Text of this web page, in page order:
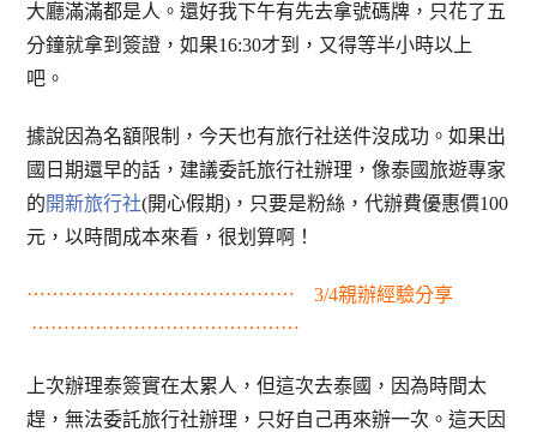
大廳滿滿都是人。還好我下午有先去拿號碼牌，只花了五
分鐘就拿到簽證，如果16:30才到，又得等半小時以上
吧。
據說因為名額限制，今天也有旅行社送件沒成功。如果出
國日期還早的話，建議委託旅行社辦理，像泰國旅遊專家
的開新旅行社(開心假期)，只要是粉絲，代辦費優惠價100
元，以時間成本來看，很划算啊！
⋯⋯⋯⋯⋯⋯⋯⋯⋯⋯⋯⋯⋯⋯ 3/4親辦經驗分享
⋯⋯⋯⋯⋯⋯⋯⋯⋯⋯⋯⋯⋯⋯
上次辦理泰簽實在太累人，但這次去泰國，因為時間太
趕，無法委託旅行社辦理，只好自己再來辦一次。這天因